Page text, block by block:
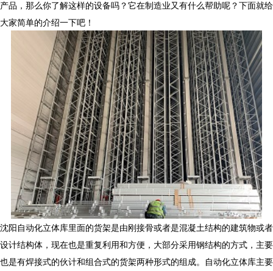
产品，那么你了解这样的设备吗？它在制造业又有什么帮助呢？下面就给
大家简单的介绍一下吧！
沈阳自动化立体库里面的货架是由刚接骨或者是混凝土结构的建筑物或者
设计结构体，现在也是重复利用和方便，大部分采用钢结构的方式，主要
也是有焊接式的伙计和组合式的货架两种形式的组成。自动化立体库主要